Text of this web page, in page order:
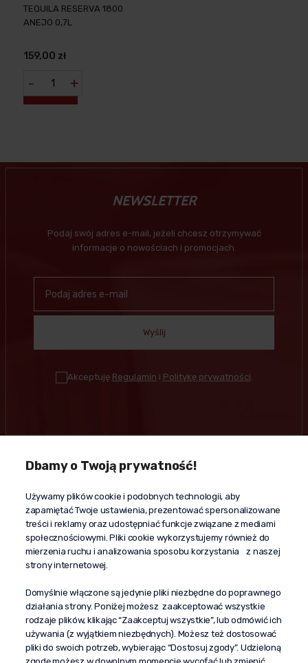
TEQUILA RESERVA 1800
ANEJO 0,7L
159,00 zł
- +
NEWSLETTER
Podaj swój adres e-mail, jeżeli chcesz otrzymywać
informacje o nowościach i promocjach.
Wyślij
Akceptuję Regulamin i Politykę prywatności.
Kontakt
+48 603 610 870
kontakt@propaganda24h.pl
“Propaganda"
al. Komisji Edukacji Narodowej 51/U5
02-797 Warszawa
Pomoc
Dostawa
Moje konto
O firmie
Dbamy o Twoją prywatność!
Używamy plików cookie i podobnych technologii, aby
zapamiętać Twoje ustawienia, prezentować spersonalizowane
treści i reklamy oraz udostępniać funkcje związane z mediami
społecznościowymi. Pliki cookie wykorzystujemy również do
mierzenia ruchu i analizowania sposobu korzystania z naszej
strony internetowej.
Domyślnie włączone są jedynie pliki niezbędne do poprawnego
działania strony. Poniżej możesz zaakceptować wszystkie
rodzaje plików, klikając “Zaakceptuj wszystkie”, lub odmówić ich
używania (z wyjątkiem niezbędnych). Możesz też dostosować
pliki do swoich potrzeb, wybierając “Dostosuj zgody”. Udzieloną